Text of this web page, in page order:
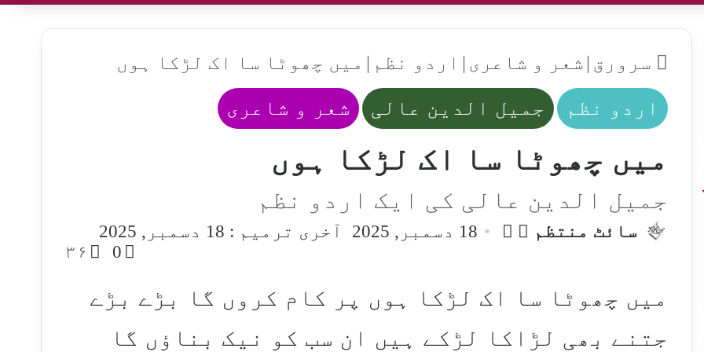
سرورق | شعر و شاعری | اردو نظم | میں چھوٹا سا اک لڑکا ہوں
اردو نظم جمیل الدین عالی شعر و شاعری
میں چھوٹا سا اک لڑکا ہوں
جمیل الدین عالی کی ایک اردو نظم
سائٹ منتظم
Follow
Send18 دسمبر, 2025
آخری ترمیم : 18 دسمبر, 2025
0
۳۶
میں چھوٹا سا اک لڑکا ہوں پر کام کروں گا بڑے بڑے
جتنے بھی لڑاکا لڑکے ہیں ان سب کو نیک بناؤں گا